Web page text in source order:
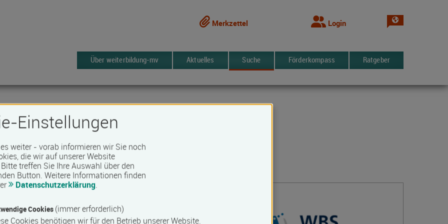
Merkzettel Login Sprache
Über weiterbildung-mv Aktuelles Suche Förderkompass Ratgeber
Vorpommern
Einstellungen
weiter - vorab informieren wir Sie noch
die wir auf unserer Website
treffen Sie Ihre Auswahl über den
Button. Weitere Informationen finden
Datenschutzerklärung.
Cookies (immer erforderlich)
Cookies benötigen wir für den Betrieb unserer Website.